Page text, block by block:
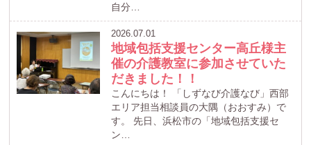
自分…
2026.07.01
地域包括支援センター高丘様主
催の介護教室に参加させていた
だきました！！
こんにちは！ 「しずなび介護なび」西部
エリア担当相談員の大隅（おおすみ）で
す。 先日、浜松市の「地域包括支援セ
ン…